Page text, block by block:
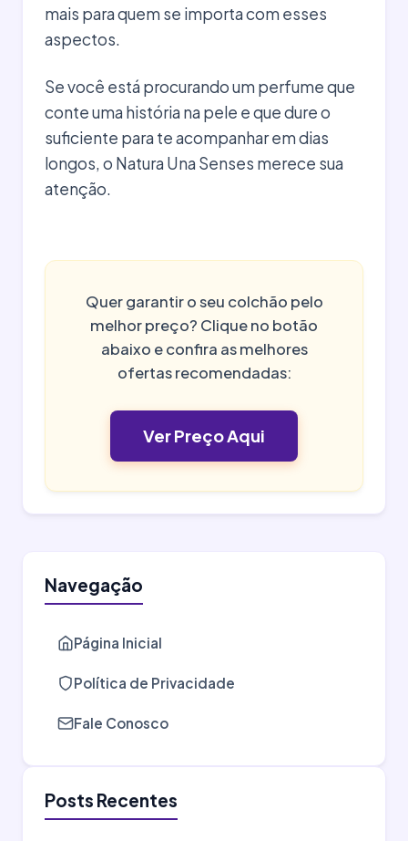
mais para quem se importa com esses
aspectos.
Se você está procurando um perfume que
conte uma história na pele e que dure o
suficiente para te acompanhar em dias
longos, o Natura Una Senses merece sua
atenção.
Quer garantir o seu colchão pelo
melhor preço? Clique no botão
abaixo e confira as melhores
ofertas recomendadas:
Ver Preço Aqui
Navegação
Página Inicial
Política de Privacidade
Fale Conosco
Posts Recentes